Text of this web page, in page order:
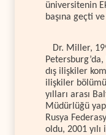
üniversitenin
başına geçti
Dr. Miller,
dış ilişkiler
ilişkiler
yılları arası
Müdürlüğü
Rusya
oldu, 2001